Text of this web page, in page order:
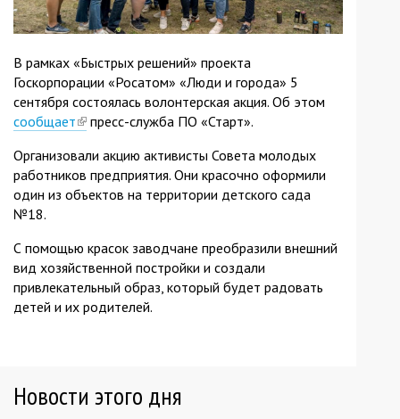
В рамках «Быстрых решений» проекта
Госкорпорации «Росатом» «Люди и города» 5
сентября состоялась волонтерская акция. Об этом
сообщает(link
external)
пресс-служба ПО «Старт».
Организовали акцию активисты Совета молодых
работников предприятия. Они красочно оформили
один из объектов на территории детского сада
№18.
С помощью красок заводчане преобразили внешний
вид хозяйственной постройки и создали
привлекательный образ, который будет радовать
детей и их родителей.
Новости этого дня